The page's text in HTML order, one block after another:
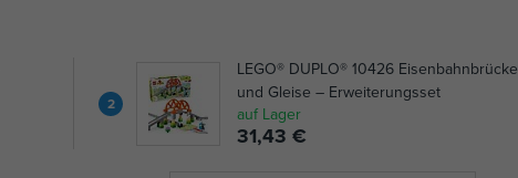
2
LEGO® DUPLO® 10426 Eisenbahnbrücke
und Gleise – Erweiterungsset
auf Lager
31,43 €